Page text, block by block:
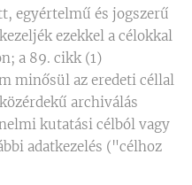
egyértelmű és jogszerű
ezekkel a célokkal
a 89. cikk (1)
minősül az eredeti céllal
archiválás
kutatási célból vagy
adatkezelés ("célhoz